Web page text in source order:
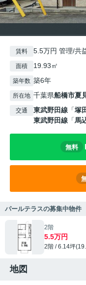
賃料 5.5万円 管理/共
面積 19.93㎡
築年数 築6年
所在地 千葉県船橋市夏
交通 東武野田線 「塚
東武野田線 「馬
無料
パールテラスの募集中物件
2階
5.5万円
2階 / 6.14坪
地図